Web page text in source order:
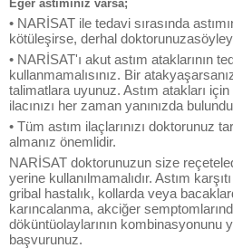
Eğer astımınız varsa;
• NARİSAT ile tedavi sırasında
kötüleşirse, derhal
• NARİSAT'ı akut astım ataklarının
kullanmamalısınız. Bir
talimatlara uyunuz. Astım atakları için
ilacınızı her zaman yanınızda
• Tüm astım ilaçlarınızı doktorunuz
almanız önemlidir.
NARİSAT doktorunuzun size
yerine kullanılmamalıdır. Astım
gribal hastalık, kollarda veya
karıncalanma, akciğer
döküntüolaylarının kombinasyonunu
başvurunuz.